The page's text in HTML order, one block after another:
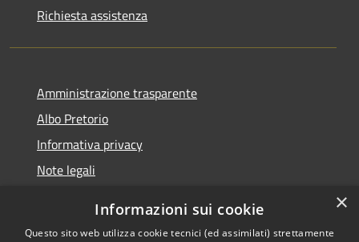
Richiesta assistenza
Amministrazione trasparente
Albo Pretorio
Informativa privacy
Note legali
Whisteblowing
×
Informazioni sui cookie
Questo sito web utilizza cookie tecnici (ed assimilati) strettamente